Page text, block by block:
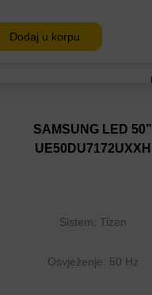
Dodaj u korpu
Dodaj u poređenje
SAMSUNG LED 50”
UE50DU7172UXXH
Sistem: Tizen
Osvježenje: 50 Hz